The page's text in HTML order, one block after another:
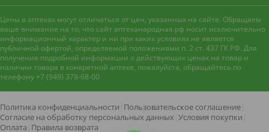
Цены в аптеках могут отличаться от цен, указанных на сайте. Обращаем
ваше внимание на то, что сайт аптеканародная.рф носит исключительно
информационный характер и ни при каких условиях не является
публичной офертой, определяемой положениями п. 2 ст. 437 ГК РФ. Для
получения подробной информации о действующих ценах на товар и
наличии товара в конкретной аптеке, пожалуйста, обращайтесь по
телефону +7 (949) 378-68-00
Политика конфиденциальности Пользовательское соглашение
Согласие на обработку персональных данных Условия покупки
Оплата Правила возврата
Наш сайт использует файлы
улучшения работы и анализа
посещаемости. Оставаясь на